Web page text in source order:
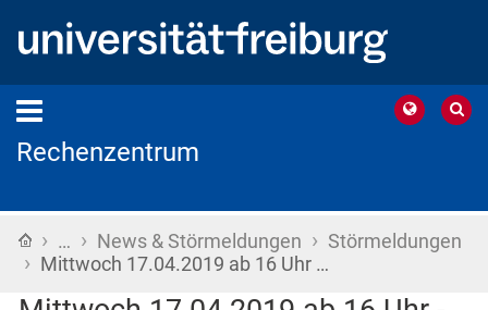
Rechenzentrum
Startseite
› … › News & Störmeldungen › Störmeldungen
› Mittwoch 17.04.2019 ab 16 Uhr …